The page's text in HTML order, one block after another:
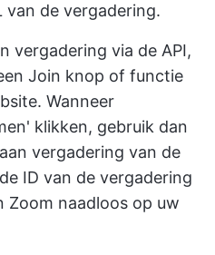
van de vergadering.
vergadering via de API,
Join knop of functie
Wanneer
klikken, gebruik dan
vergadering van de
ID van de vergadering
Zoom naadloos op uw